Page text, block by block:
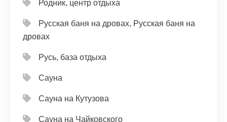
Родник, центр отдыха
Русская баня на дровах, Русская баня на
дровах
Русь, база отдыха
Сауна
Сауна на Кутузова
Сауна на Чайковского